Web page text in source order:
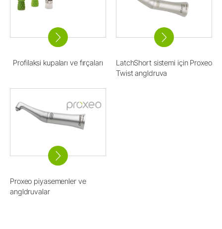
Profilaksi kupaları ve fırçaları
LatchShort sistemi için Proxeo
Twist angldruva
Proxeo piyasemenler ve
angldruvalar